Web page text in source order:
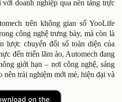
doanh nghiệp qua nền tảng trực
trên không gian số YooLife
công nghệ trưng bày, mà còn là
lược chuyển đổi số toàn diện của
đến triển lãm ảo, Automech đang
giới hạn – nơi công nghệ, sáng
nên trải nghiệm mới mẻ, hiện đại và